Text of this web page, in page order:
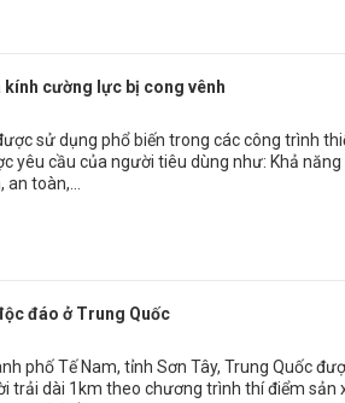
kính cường lực bị cong vênh
sử dụng phổ biến trong các công trình
yêu cầu của người tiêu dùng như: Khả năng
an toàn,…
đáo ở Trung Quốc
phố Tế Nam, tỉnh Sơn Tây, Trung Quốc
trải dài 1km theo chương trình thí điểm sản